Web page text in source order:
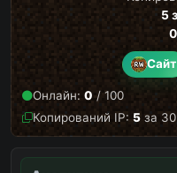
5
0
Сайт
Онлайн: 0 / 100
Копирований IP: 5 за